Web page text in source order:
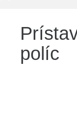
políc